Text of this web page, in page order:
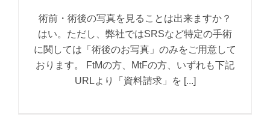
術前・術後の写真を見ることは出来ますか？
はい。ただし、弊社ではSRSなど特定の手術
に関しては「術後のお写真」のみをご用意して
おります。 FtMの方、MtFの方、いずれも下記
URLより「資料請求」を [...]